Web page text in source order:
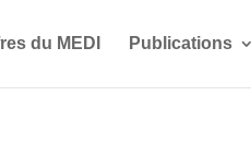
du MEDI Publications